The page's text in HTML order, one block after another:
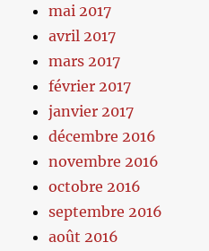
mai 2017
avril 2017
mars 2017
février 2017
janvier 2017
décembre 2016
novembre 2016
octobre 2016
septembre 2016
août 2016